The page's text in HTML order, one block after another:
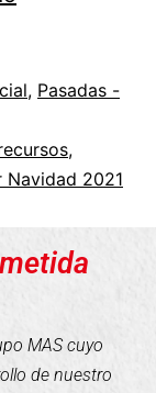
, Pasadas -
,
Navidad 2021
MAS cuyo
de nuestro